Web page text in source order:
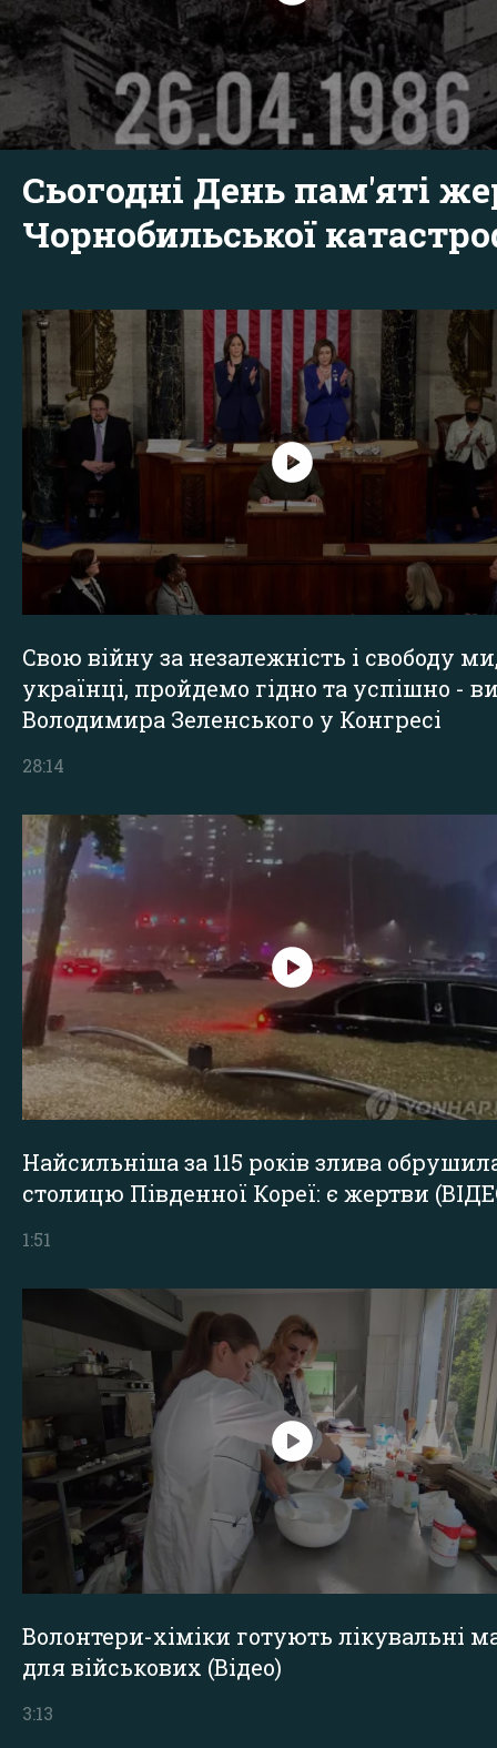
Сьогодні День пам'яті
Чорнобильської
Свою війну за незалежність і свободу
українці, пройдемо гідно та успішно -
Володимира Зеленського у Конгресі
28:14
Найсильніша за 115 років злива
столицю Південної Кореї: є жертви
1:51
Волонтери-хіміки готують лікувальні
для військових (Відео)
3:13